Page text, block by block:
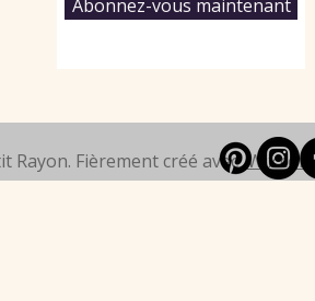
Abonnez-vous maintenant
Rayon. Fièrement créé avecWix.com